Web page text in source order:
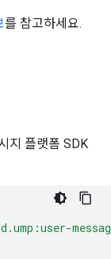
를 참고하세요.
지 플랫폼 SDK